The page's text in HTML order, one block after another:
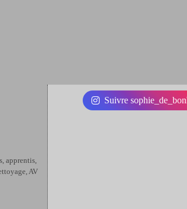
apprentis,
AV
Suivre